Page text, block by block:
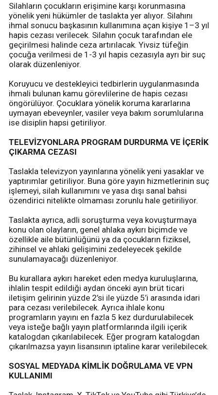
Silahların çocukların erişimine karşı korunmasına
yönelik yeni hükümler de taslakta yer alıyor. Silahını
ihmal sonucu başkasının kullanımına açan kişiye 1–3 yıl
hapis cezası verilecek. Silahın çocuk tarafından ele
geçirilmesi halinde ceza artırılacak. Yivsiz tüfeğin
çocuğa verilmesi de 1-3 yıl hapis cezasıyla ayrı bir suç
olarak düzenleniyor.
Koruyucu ve destekleyici tedbirlerin uygulanmasında
ihmali bulunan kamu görevlilerine de hapis cezası
öngörülüyor. Çocuklara yönelik koruma kararlarına
uymayan ebeveynler, vasiler veya bakım sorumlularına
ise disiplin hapsi getiriliyor.
TELEVİZYONLARA PROGRAM DURDURMA VE İÇERİK
ÇIKARMA CEZASI
Taslakla televizyon yayınlarına yönelik yeni yasaklar ve
yaptırımlar getiriliyor. Buna göre yayın hizmetlerinin suç
işlemeyi, silah kullanımını ve yasa dışı sanal bahsi
özendirici nitelikte olmaması zorunlu hale getiriliyor.
Taslakta ayrıca, adli soruşturma veya kovuşturmaya
konu olan olayların, genel ahlaka aykırı biçimde ve
özellikle aile bütünlüğünü ya da çocukların fiziksel,
zihinsel ve ahlaki gelişimini zedeleyecek şekilde
sunulamayacağı düzenleniyor.
Bu kurallara aykırı hareket eden medya kuruluşlarına,
ihlalin tespit edildiği aydan önceki ayın brüt ticari
iletişim gelirinin yüzde 2’si ile yüzde 5’i arasında idari
para cezası verilebilecek. Ayrıca ihlale konu
programların yayını en fazla 5 kez durdurulabilecek
veya isteğe bağlı yayın platformlarında ilgili içerik
katalogdan çıkarılabilecek. Eğer program katalogdan
çıkarılmazsa yayın lisansının iptaline karar verilebilecek.
SOSYAL MEDYADA KİMLİK DOĞRULAMA VE VPN
KULLANIMI